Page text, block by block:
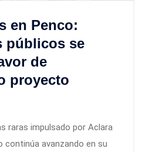
en Penco:
públicos se
de
proyecto
raras impulsado por Aclara
continúa avanzando en su